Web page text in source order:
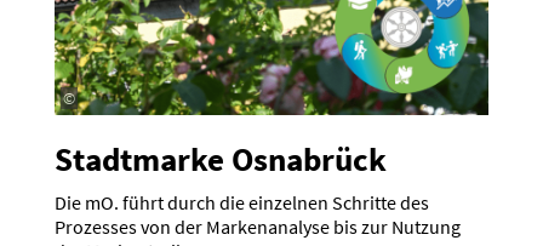
©
Stadt­marke Osnabrück
Die mO. führt durch die einzelnen Schritte des
Prozesses von der Marken­analyse bis zur Nutzung